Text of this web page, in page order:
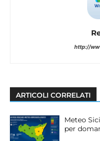
http://
ARTICOLI CORRELATI
Meteo
per